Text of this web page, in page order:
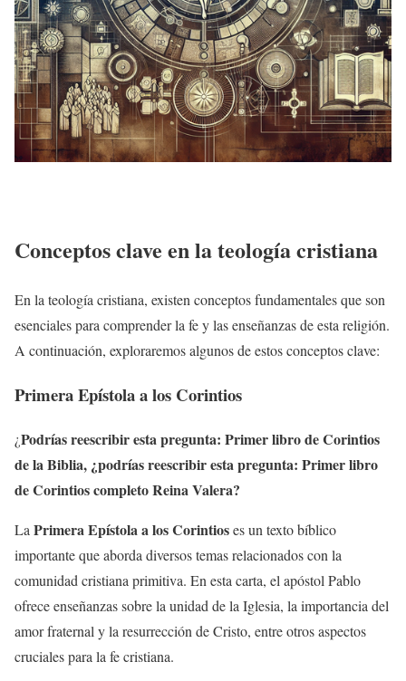
Conceptos clave en la teología cristiana
En la teología cristiana, existen conceptos fundamentales que son
esenciales para comprender la fe y las enseñanzas de esta religión.
A continuación, exploraremos algunos de estos conceptos clave:
Primera Epístola a los Corintios
¿Podrías reescribir esta pregunta: Primer libro de Corintios
de la Biblia, ¿podrías reescribir esta pregunta: Primer libro
de Corintios completo Reina Valera?
La Primera Epístola a los Corintioses un texto bíblico
importante que aborda diversos temas relacionados con la
comunidad cristiana primitiva. En esta carta, el apóstol Pablo
ofrece enseñanzas sobre la unidad de la Iglesia, la importancia del
amor fraternal y la resurrección de Cristo, entre otros aspectos
cruciales para la fe cristiana.